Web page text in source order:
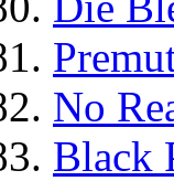
No
Black